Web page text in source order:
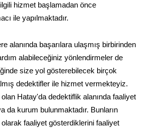
hizmet başlamadan önce
ile yapılmaktadır.
alanında başarılara ulaşmış birbirinden
alabileceğiniz yönlendirmeler de
size yol gösterebilecek birçok
dedektifler ile hizmet vermekteyiz.
olan Hatay'da dedektiflik alanında faaliyet
da kurum bulunmaktadır. Bunların
olarak faaliyet gösterdiklerini faaliyet